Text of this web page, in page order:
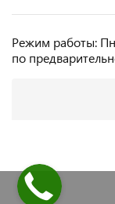
Режим работы:
по